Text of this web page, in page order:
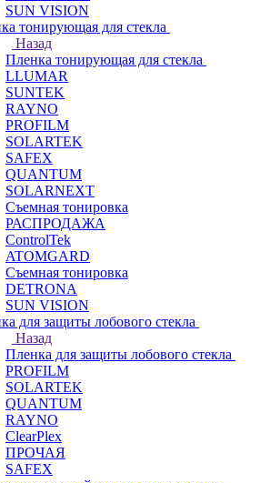
SUN VISION
тонирующая для стекла
Назад
Пленка тонирующая для стекла
LLUMAR
SUNTEK
RAYNO
PROFILM
SOLARTEK
SAFEX
QUANTUM
SOLARNEXT
Съемная тонировка
РАСПРОДАЖА
ControlTek
ATOMGARD
Съемная тонировка
DETRONA
SUN VISION
для защиты лобового стекла
Назад
Пленка для защиты лобового стекла
PROFILM
SOLARTEK
QUANTUM
RAYNO
ClearPlex
ПРОЧАЯ
SAFEX